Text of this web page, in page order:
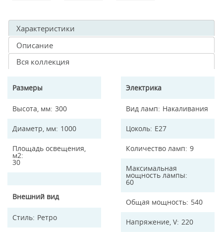
Характеристики
Описание
Вся коллекция
Размеры
Высота, мм 300
Диаметр, мм 1000
Площадь освещения,
м2
30
Внешний вид
Стиль Ретро
Электрика
Вид ламп Накаливания
Цоколь E27
Количество ламп 9
Максимальная
мощность лампы
60
Общая мощность 540
Напряжение, V 220